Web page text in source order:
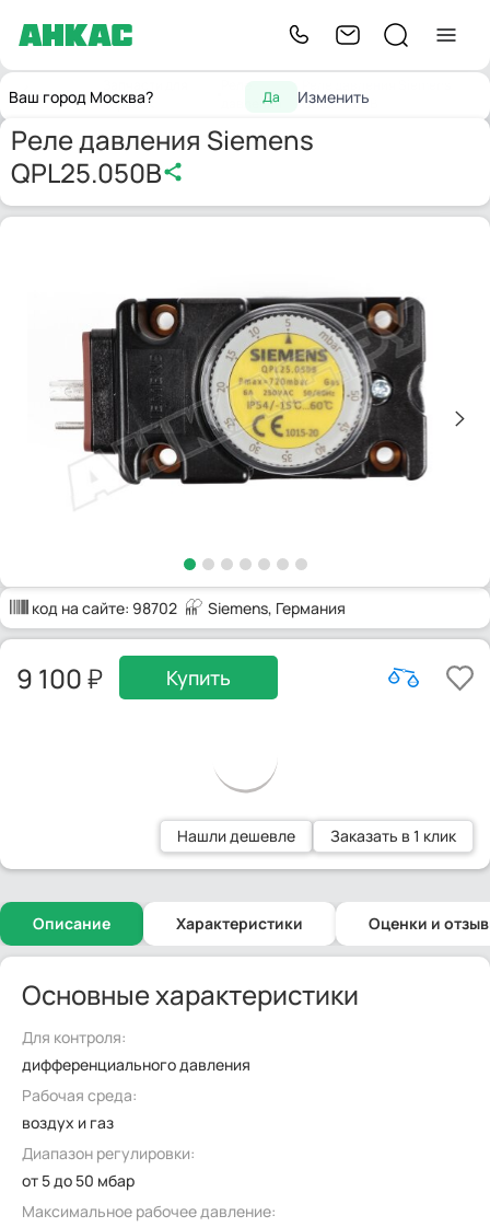
Ваш город Москва? Да Изменить
Главнаягорелок
давления
QPL25.050B
Реле давления Siemens
QPL25.050B
код на сайте: 98702 Siemens, Германия
9 100 Купить
Нашли дешевле Заказать в 1 клик
Описание Характеристики Оценки и
Основные характеристики
Для контроля:
дифференциального давления
Рабочая среда:
воздух и газ
Диапазон регулировки:
от 5 до 50 мбар
Максимальное рабочее давление: